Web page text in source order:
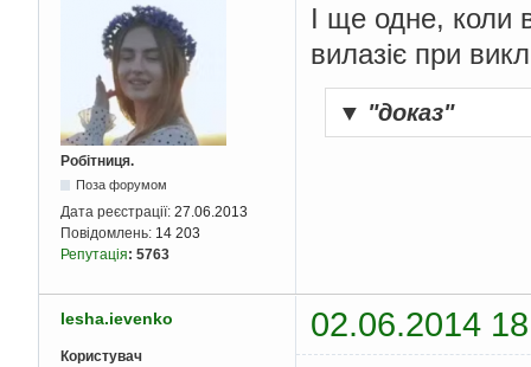
Робітниця.
Поза форумом
Дата реєстрації: 27.06.2013
Повідомлень: 14 203
Репутація: 5763
І ще одне, коли
вилазіє при
▼ "доказ"
lesha.ievenko 02.06.2014
Користувач